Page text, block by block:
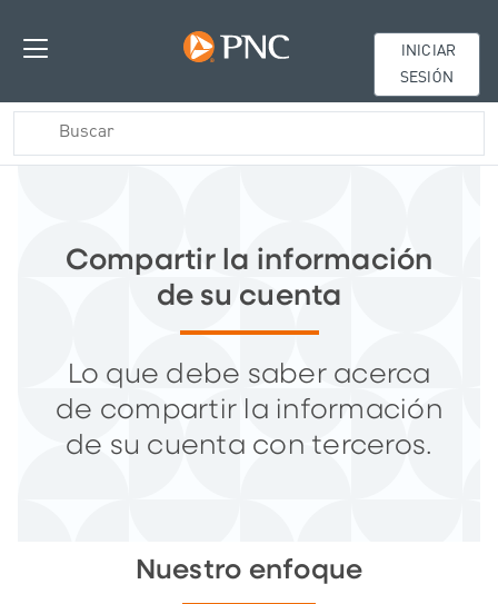
INICIAR
SESIÓN
Compartir la información
de su cuenta
Lo que debe saber acerca
de compartir la información
de su cuenta con terceros.
Nuestro enfoque